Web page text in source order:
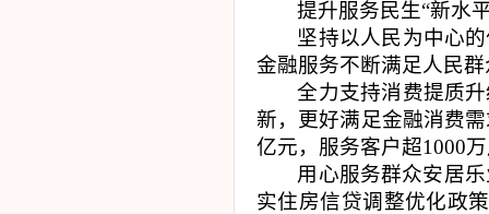
提升服务民生“新水
坚持以人民为中心
金融服务不断满足人民
全力支持消费提质
新，更好满足金融消费
亿元，服务客户超1000
用心服务群众安居
实住房信贷调整优化政